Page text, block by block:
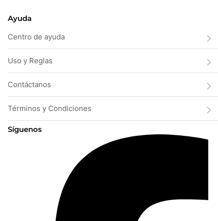
Ayuda
Centro de ayuda
Uso y Reglas
Contáctanos
Términos y Condiciones
Síguenos